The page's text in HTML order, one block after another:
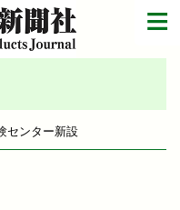
センター新設